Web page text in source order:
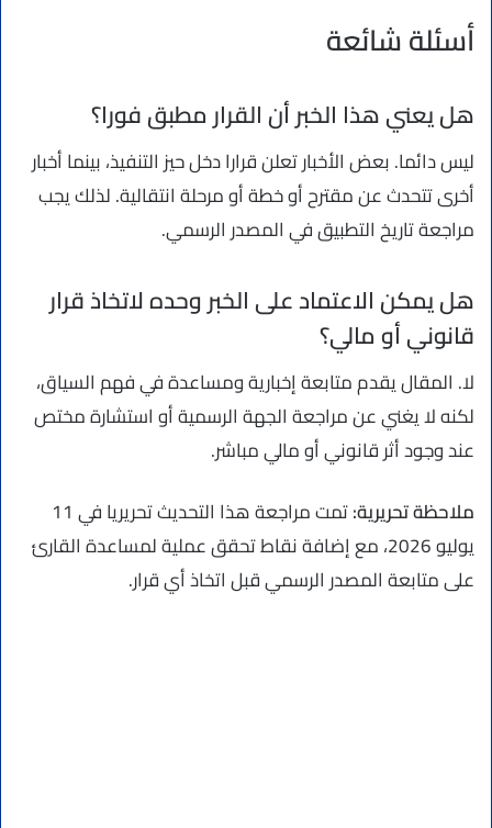
أسئلة شائعة
هل يعني هذا الخبر أن القرار مطبق فورا؟
ليس دائما. بعض الأخبار تعلن قرارا دخل حيز التنفيذ، بينما أخبار
أخرى تتحدث عن مقترح أو خطة أو مرحلة انتقالية. لذلك يجب
مراجعة تاريخ التطبيق في المصدر الرسمي.
هل يمكن الاعتماد على الخبر وحده لاتخاذ قرار
قانوني أو مالي؟
لا. المقال يقدم متابعة إخبارية ومساعدة في فهم السياق،
لكنه لا يغني عن مراجعة الجهة الرسمية أو استشارة مختص
عند وجود أثر قانوني أو مالي مباشر.
ملاحظة تحريرية:
تمت مراجعة هذا التحديث تحريريا في 11
يوليو 2026، مع إضافة نقاط تحقق عملية لمساعدة القارئ
على متابعة المصدر الرسمي قبل اتخاذ أي قرار.